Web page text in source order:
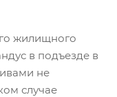
жилищного
в подъезде в
не
случае